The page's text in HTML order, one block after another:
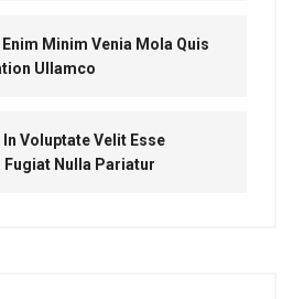
Minim Venia Mola Quis
Ullamco
In Voluptate Velit Esse
Fugiat Nulla Pariatur